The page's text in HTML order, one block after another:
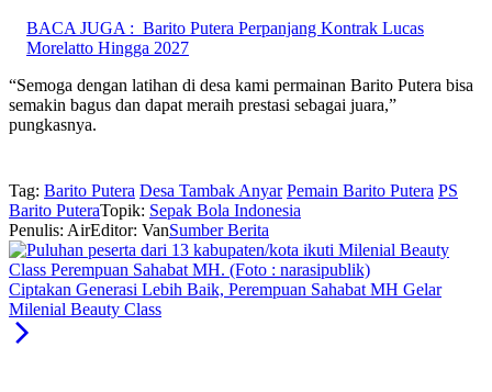
BACA JUGA : Barito Putera Perpanjang Kontrak Lucas
Morelatto Hingga 2027
“Semoga dengan latihan di desa kami permainan Barito Putera bisa
semakin bagus dan dapat meraih prestasi sebagai juara,”
pungkasnya.
Tag: Barito Putera Desa Tambak Anyar Pemain Barito Putera PS
Barito PuteraTopik: Sepak Bola Indonesia
Penulis: AirEditor: VanSumber Berita
Ciptakan Generasi Lebih Baik, Perempuan Sahabat MH Gelar
Milenial Beauty Class